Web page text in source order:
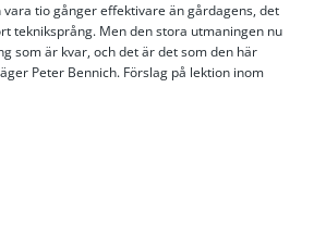
vara tio gånger effektivare än gårdagens, det
tekniksprång. Men den stora utmaningen nu
som är kvar, och det är det som den här
Peter Bennich. Förslag på lektion inom